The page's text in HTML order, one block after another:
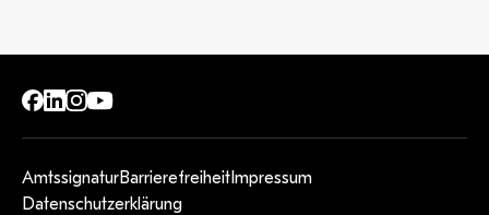
AmtssignaturBarrierefreiheit Impressum
Datenschutzerklärung